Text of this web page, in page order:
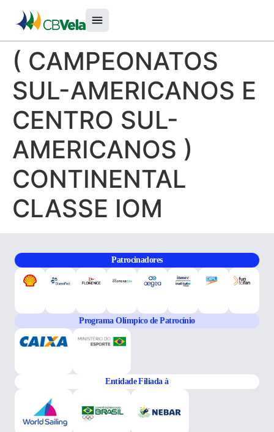
( CAMPEONATOS
SUL-AMERICANOS E
CENTRO SUL-
AMERICANOS )
CONTINENTAL
CLASSE IOM
Patrocinadores
Programa Olímpico de Patrocínio
Entidade Filiada à